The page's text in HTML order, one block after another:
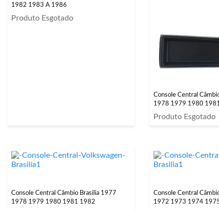
1982 1983 A 1986
Produto Esgotado
Console Central
1978 1979 1980
Produto Esgotado
Console Central Câmbio Brasilia 1977
1978 1979 1980 1981 1982
Console Central
1972 1973 1974